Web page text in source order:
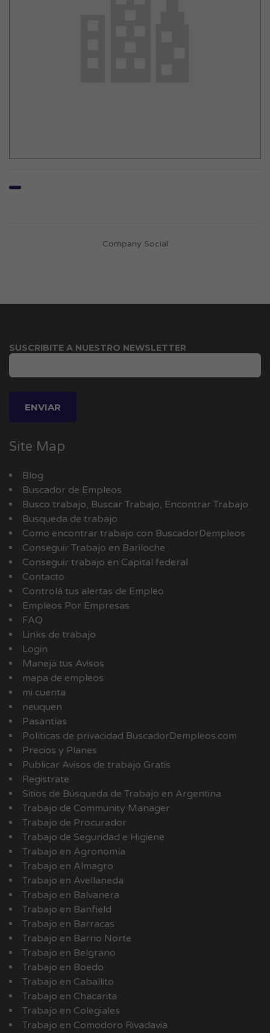
Company Social
SUSCRIBITE A NUESTRO NEWSLETTER
Site Map
Blog
Buscador de Empleos
Busco trabajo, Buscar Trabajo, Encontrar Trabajo
Busqueda de trabajo
Como encontrar trabajo con BuscadorDempleos
Conseguir Trabajo en Bariloche
Conseguir trabajo en Capital federal
Contacto
Controlá tus alertas de Empleo
Empleos Por Empresas
FAQ
Links de trabajo
Login
Manejá tus Avisos
mapa de empleos
mi cuenta
neuquen
Pasantías
Políticas de privacidad BuscadorDempleos.com
Precios y Planes
Publicar Avisos de trabajo Gratis
Registrate
Sitios de Búsqueda de Trabajo en Argentina
Trabajo de Community Manager
Trabajo de Procurador
Trabajo de Seguridad e Higiene
Trabajo en Agronomía
Trabajo en Almagro
Trabajo en Avellaneda
Trabajo en Balvanera
Trabajo en Banfield
Trabajo en Barracas
Trabajo en Barrio Norte
Trabajo en Belgrano
Trabajo en Boedo
Trabajo en Caballito
Trabajo en Chacarita
Trabajo en Colegiales
Trabajo en Comodoro Rivadavia